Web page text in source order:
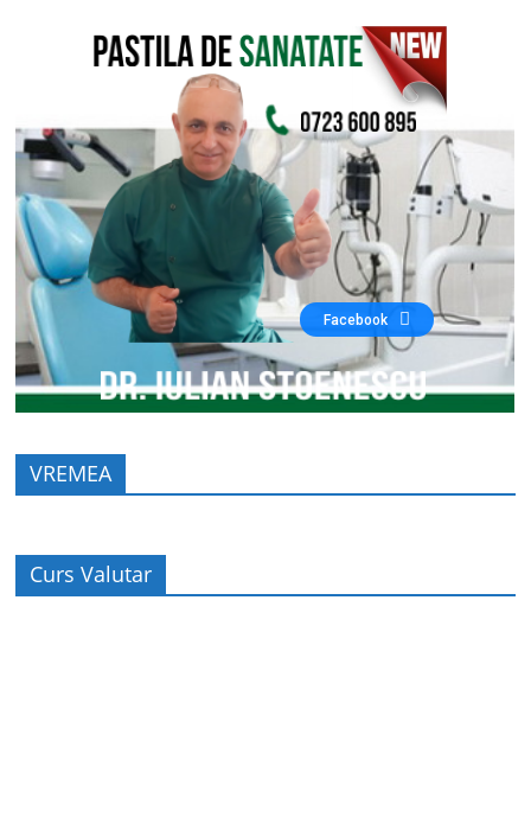
Facebook
VREMEA
Curs Valutar